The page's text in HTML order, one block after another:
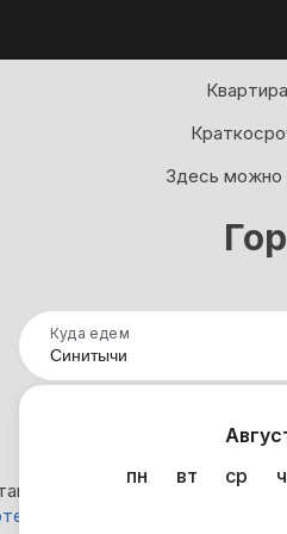
Здесь можно
Куда едем
пн
вт ср
в Синитычах: 0